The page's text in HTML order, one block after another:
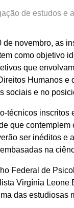
de estudos e
novembro, as
como objetivo
que
Humanos e
sociais e no
técnicos inscritos
que contemplem
ser inéditos e
na
Federal de
Virgínia Leone
das estudiosas